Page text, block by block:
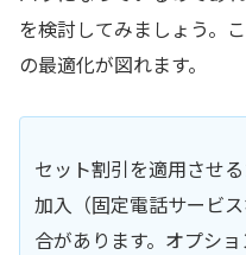
を検討してみましょう。
の最適化が図れます。
セット割引を適用させ
加入（固定電話サービ
合があります。オプシ